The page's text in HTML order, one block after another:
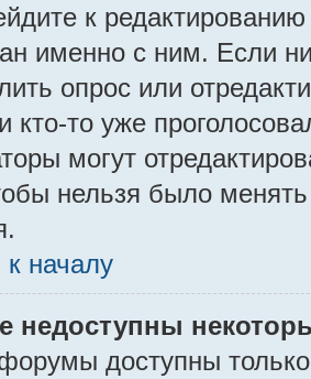
к
именно с ним. Если
опрос или
кто-то уже
могут
нельзя было
к началу
недоступны
доступны